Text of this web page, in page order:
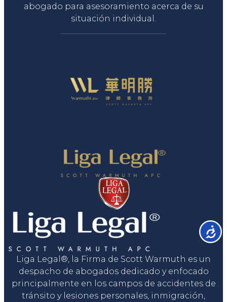
abogado para asesoramiento acerca de su
situación individual.
Liga Legal®, la Firma de Scott Warmuth es un
despacho de abogados dedicado y enfocado
principalmente en los campos de accidentes de
tránsito y lesiones personales, inmigración,